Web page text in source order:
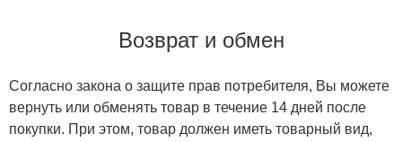
Возврат и обмен
Согласно закона о защите прав потребителя, Вы можете
вернуть или обменять товар в течение 14 дней после
покупки. При этом, товар должен иметь товарный вид,